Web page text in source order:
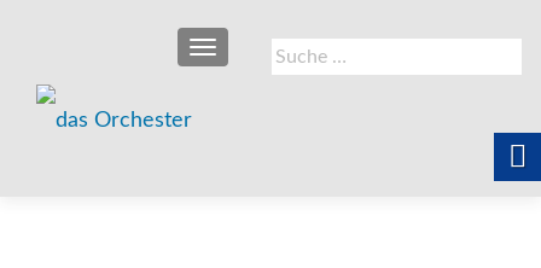
Suche
nach:
SCHALTE NAVIGATION